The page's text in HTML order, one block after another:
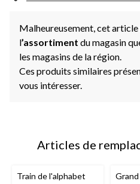
page.
Malheureusement, cet article
l’assortiment du magasin
les magasins de la région.
Ces produits similaires
vous intéresser.
Articles de
Train de l'alphabet